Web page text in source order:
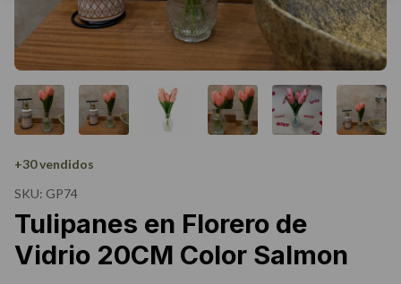
+30 vendidos
SKU: GP74
Tulipanes en Florero de
Vidrio 20CM Color Salmon